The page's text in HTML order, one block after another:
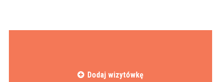
Dodaj wizytówkę